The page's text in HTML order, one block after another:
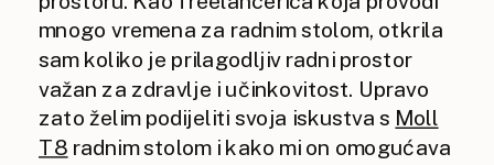
mnogo vremena za radnim stolom, otkrila
sam koliko je prilagodljiv radni prostor
važan za zdravlje i učinkovitost. Upravo
zato želim podijeliti svoja iskustva s Moll
T8 radnim stolom i kako mi on omogućava